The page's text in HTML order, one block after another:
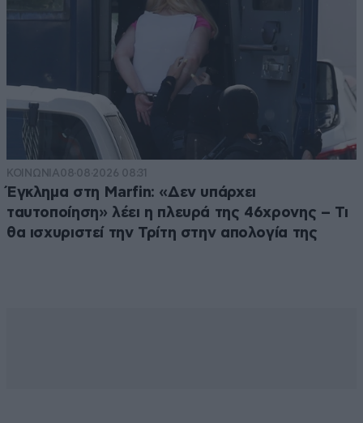
ΚΟΙΝΩΝΙΑ08·08·2026 08:31
Έγκλημα στη Marfin: «Δεν υπάρχει
ταυτοποίηση» λέει η πλευρά της 46χρονης – Τι
θα ισχυριστεί την Τρίτη στην απολογία της